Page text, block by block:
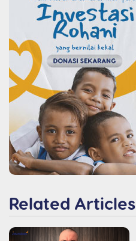
Related Articles